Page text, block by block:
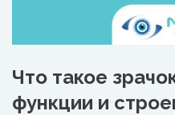
Что такое
функции и